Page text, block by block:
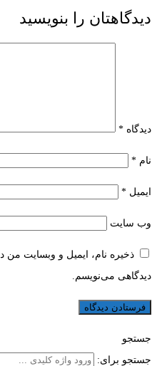
دیدگاهتان را بنویسید
دیدگاه *
نام *
ایمیل *
وب‌ سایت
ذخیره نام، ایمیل و وبسایت من
دیدگاهی می‌نویسم.
جستجو
جستجو برای: